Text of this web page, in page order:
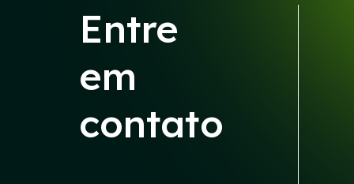
Entre
em
contato